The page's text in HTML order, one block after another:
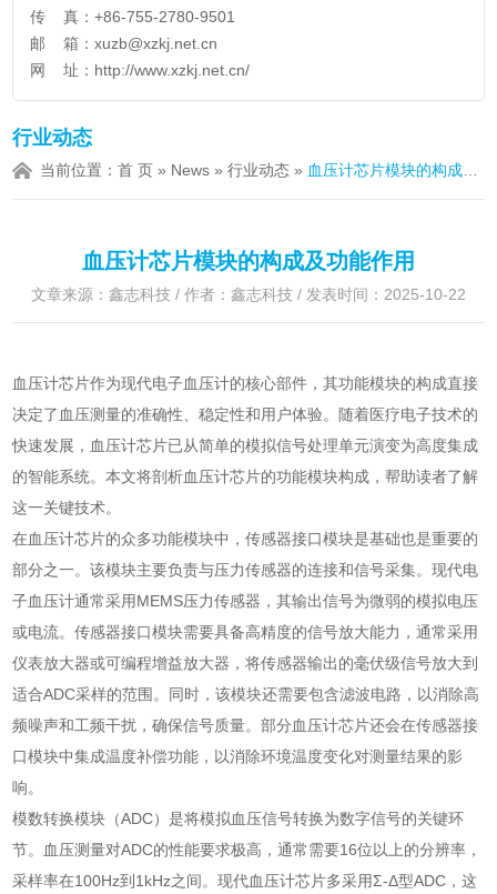
传 真：+86-755-2780-9501
邮 箱：xuzb@xzkj.net.cn
网 址： http://www.xzkj.net.cn/
行业动态
当前位置：首 页 » News »行业动态 » 血压计芯片模块的构成及功能作用
血压计芯片模块的构成及功能作用
文章来源：鑫志科技 / 作者：鑫志科技 / 发表时间：2025-10-22
血压计芯片作为现代电子血压计的核心部件，其功能模块的构成直接
决定了血压测量的准确性、稳定性和用户体验。随着医疗电子技术的
快速发展，血压计芯片已从简单的模拟信号处理单元演变为高度集成
的智能系统。本文将剖析血压计芯片的功能模块构成，帮助读者了解
这一关键技术。
在血压计芯片的众多功能模块中，传感器接口模块是基础也是重要的
部分之一。该模块主要负责与压力传感器的连接和信号采集。现代电
子血压计通常采用MEMS压力传感器，其输出信号为微弱的模拟电压
或电流。传感器接口模块需要具备高精度的信号放大能力，通常采用
仪表放大器或可编程增益放大器，将传感器输出的毫伏级信号放大到
适合ADC采样的范围。同时，该模块还需要包含滤波电路，以消除高
频噪声和工频干扰，确保信号质量。部分血压计芯片还会在传感器接
口模块中集成温度补偿功能，以消除环境温度变化对测量结果的影
响。
模数转换模块（ADC）是将模拟血压信号转换为数字信号的关键环
节。血压测量对ADC的性能要求极高，通常需要16位以上的分辨率，
采样率在100Hz到1kHz之间。现代血压计芯片多采用Σ-Δ型ADC，这